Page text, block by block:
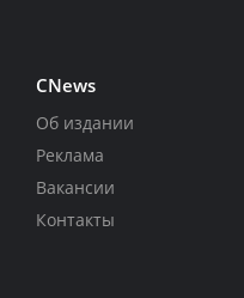
CNews
Об издании
Реклама
Вакансии
Контакты